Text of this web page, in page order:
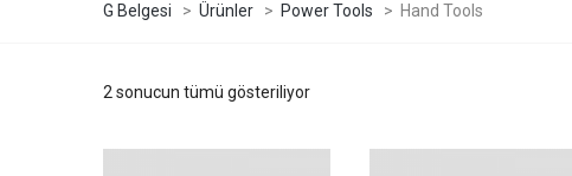
G Belgesi > Ürünler > Power Tools > Hand Tools
2 sonucun tümü gösteriliyor